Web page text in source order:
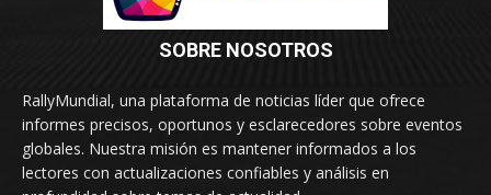
SOBRE NOSOTROS
RallyMundial, una plataforma de noticias líder que ofrece
informes precisos, oportunos y esclarecedores sobre eventos
globales. Nuestra misión es mantener informados a los
lectores con actualizaciones confiables y análisis en